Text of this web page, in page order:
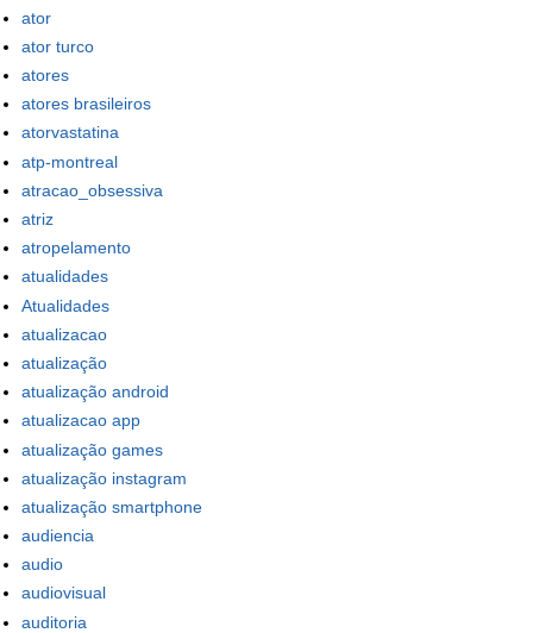
ator
ator turco
atores
atores brasileiros
atorvastatina
atp-montreal
atracao_obsessiva
atriz
atropelamento
atualidades
Atualidades
atualizacao
atualização
atualização android
atualizacao app
atualização games
atualização instagram
atualização smartphone
audiencia
audio
audiovisual
auditoria